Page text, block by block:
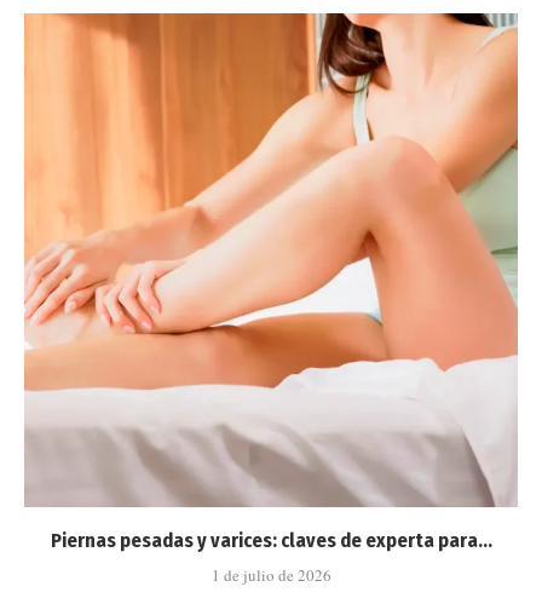
Piernas pesadas y varices: claves de experta para...
1 de julio de 2026